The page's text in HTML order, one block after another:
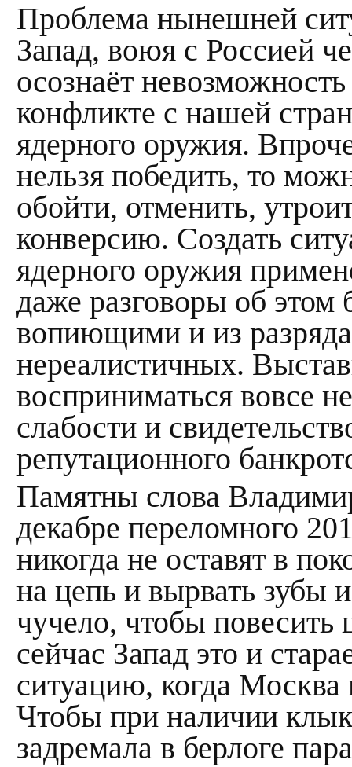
Проблема нынешней
Запад, воюя с Россией
осознаёт
конфликте с нашей
ядерного оружия.
нельзя победить, то
обойти, отменить,
конверсию. Создать
ядерного оружия
даже разговоры об этом
вопиющими и из
нереалистичных.
восприниматься вовсе
слабости и
репутационного
Памятны слова
декабре переломного
никогда не оставят в
на цепь и вырвать зубы
чучело, чтобы
сейчас Запад это и
ситуацию, когда Москва
Чтобы при наличии
задремала в берлоге